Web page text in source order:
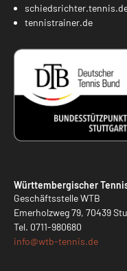
tennistrainer.de
Württembergischer
Geschäftsstelle WTB
Emerholzweg 79, 70439
Tel. 0711-980680
info@wtb-tennis.de